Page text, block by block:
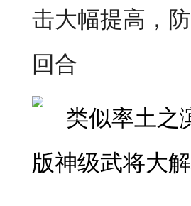
击大幅提高，
回合